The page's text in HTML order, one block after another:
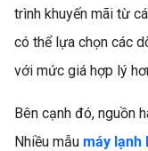
trình khuyến mãi từ
có thể lựa chọn các
với mức giá hợp lý
Bên cạnh đó, nguồn
Nhiều mẫu máy lạnh